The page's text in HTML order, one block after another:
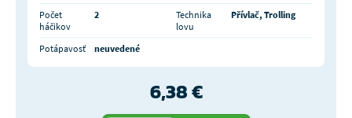
Počet
háčikov
2
Technika
lovu
Přívlač, Trolling
Potápavosť neuvedené
6,38 €